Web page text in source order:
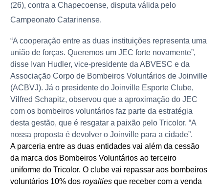
(26), contra a Chapecoense, disputa válida pelo
Campeonato Catarinense.
“A cooperação entre as duas instituições representa uma
união de forças. Queremos um JEC forte novamente”,
disse Ivan Hudler, vice-presidente da ABVESC e da
Associação Corpo de Bombeiros Voluntários de Joinville
(ACBVJ). Já o presidente do Joinville Esporte Clube,
Vilfred Schapitz, observou que a aproximação do JEC
com os bombeiros voluntários faz parte da estratégia
desta gestão, que é resgatar a paixão pelo Tricolor. “A
nossa proposta é devolver o Joinville para a cidade”.
A parceria entre as duas entidades vai além da cessão
da marca dos Bombeiros Voluntários ao terceiro
uniforme do Tricolor. O clube vai repassar aos bombeiros
voluntários 10% dosroyalties que receber com a venda